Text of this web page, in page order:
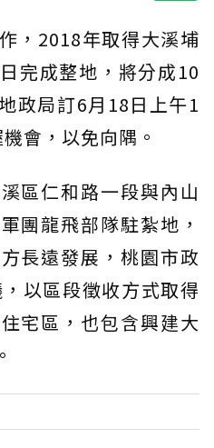
，2018年取得大溪埔
完成整地，將分成10
政局訂6月18日上午1
會，以免向隅。
區仁和路一段與內山
團龍飛部隊駐紮地，
長遠發展，桃園市政
以區段徵收方式取得
宅區，也包含興建大